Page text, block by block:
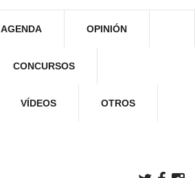
AGENDA OPINIÓN
CONCURSOS
VÍDEOS OTROS